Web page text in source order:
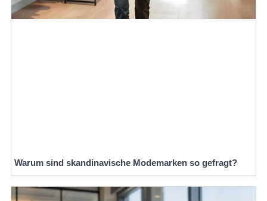
Warum sind skandinavische Modemarken so gefragt?